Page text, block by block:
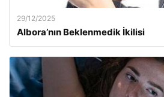
29/12/2025
Albora’nın Beklenmedik İkilisi